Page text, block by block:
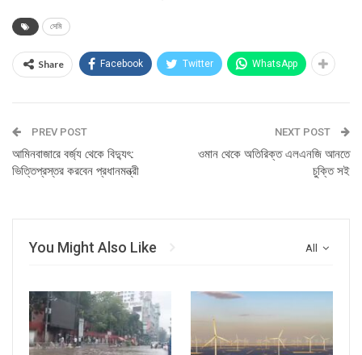
সেমি
Share Facebook Twitter WhatsApp
PREV POST
আমিনবাজারে বর্জ্য থেকে বিদ্যুৎ:
ভিত্তিপ্রস্তর করবেন প্রধানমন্ত্রী
NEXT POST
ওমান থেকে অতিরিক্ত এলএনজি আনতে
চুক্তি সই
All
You Might Also Like